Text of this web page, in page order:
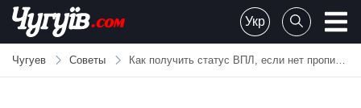
Skip
content
Chuguiv
Укр
Чугуев Советы Как получить статус ВПЛ, если нет прописки на временно оккупированной территории